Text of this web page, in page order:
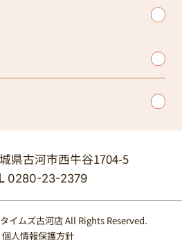
県古河市西牛谷1704-5
イムズ古河店 All Rights Reserved.